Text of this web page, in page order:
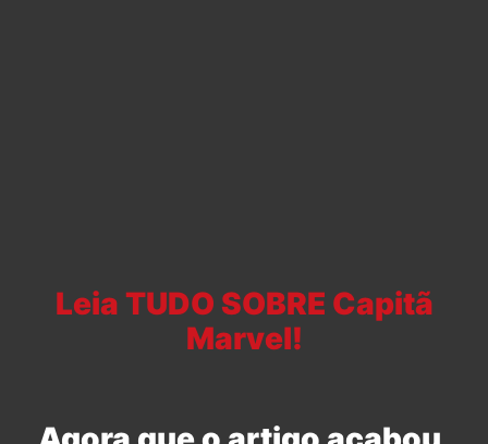
Leia TUDO SOBRE Capitã
Marvel!